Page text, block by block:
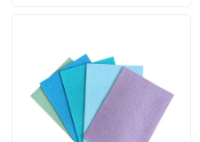
Kwaliteitscontrole
Neem contact met ons op